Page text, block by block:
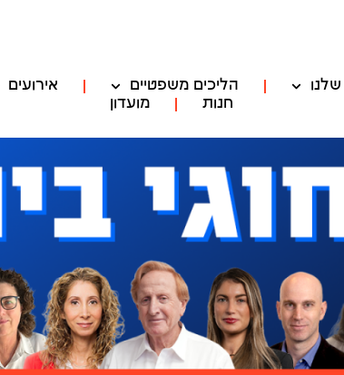
הליכים משפטיים אירועים
חנות
מועדון